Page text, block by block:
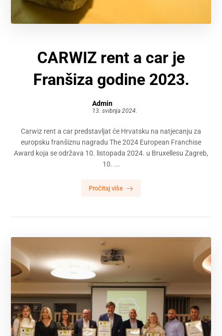
CARWIZ rent a car je
Franšiza godine 2023.
Admin
13. svibnja 2024.
Carwiz rent a car predstavljat će Hrvatsku na natjecanju za
europsku franšiznu nagradu The 2024 European Franchise
Award koja se održava 10. listopada 2024. u Bruxellesu Zagreb,
10. ...
Pročitaj više